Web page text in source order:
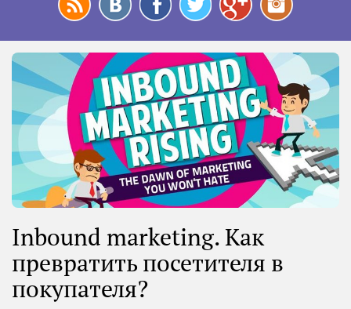
Inbound marketing. Как
превратить посетителя в
покупателя?